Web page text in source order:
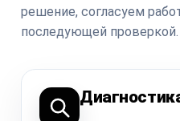
решение, согласуем
последующей проверкой.